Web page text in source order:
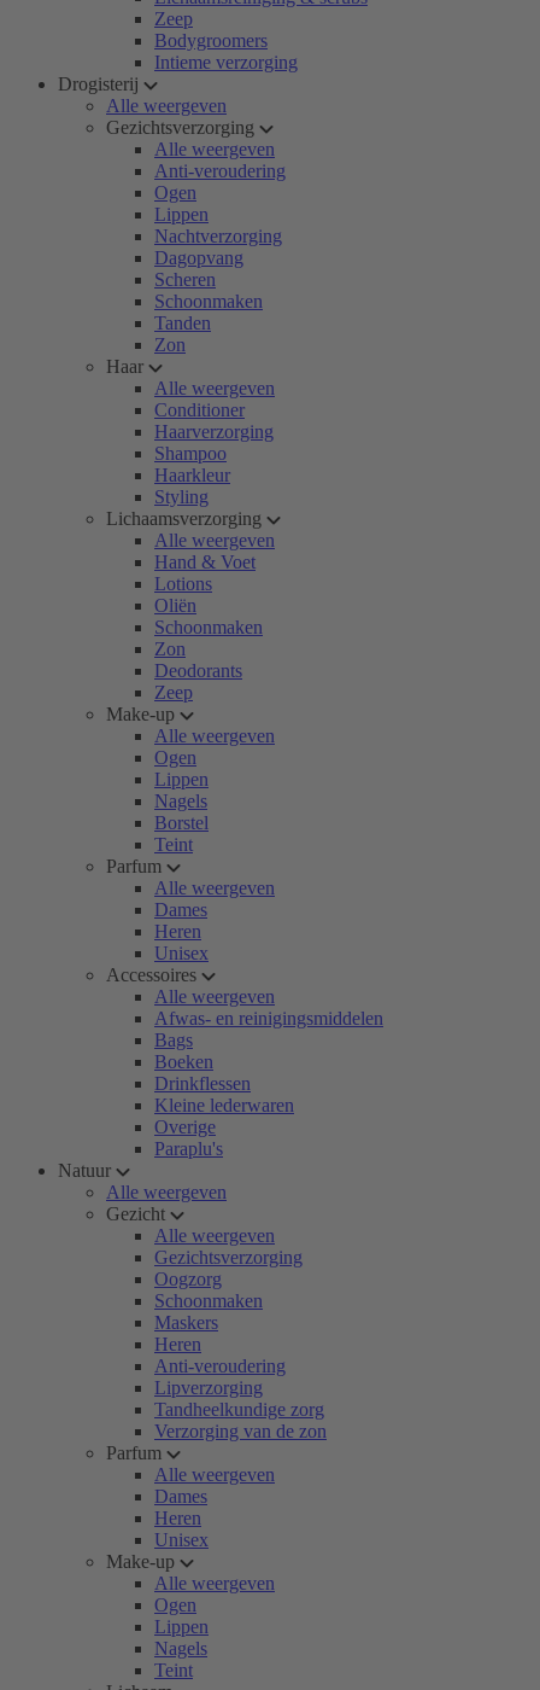
Zeep
Bodygroomers
Intieme verzorging
Drogisterij
Alle weergeven
Gezichtsverzorging
Alle weergeven
Anti-veroudering
Ogen
Lippen
Nachtverzorging
Dagopvang
Scheren
Schoonmaken
Tanden
Zon
Haar
Alle weergeven
Conditioner
Haarverzorging
Shampoo
Haarkleur
Styling
Lichaamsverzorging
Alle weergeven
Hand & Voet
Lotions
Oliën
Schoonmaken
Zon
Deodorants
Zeep
Make-up
Alle weergeven
Ogen
Lippen
Nagels
Borstel
Teint
Parfum
Alle weergeven
Dames
Heren
Unisex
Accessoires
Alle weergeven
Afwas- en reinigingsmiddelen
Bags
Boeken
Drinkflessen
Kleine lederwaren
Overige
Paraplu's
Natuur
Alle weergeven
Gezicht
Alle weergeven
Gezichtsverzorging
Oogzorg
Schoonmaken
Maskers
Heren
Anti-veroudering
Lipverzorging
Tandheelkundige zorg
Verzorging van de zon
Parfum
Alle weergeven
Dames
Heren
Unisex
Make-up
Alle weergeven
Ogen
Lippen
Nagels
Teint